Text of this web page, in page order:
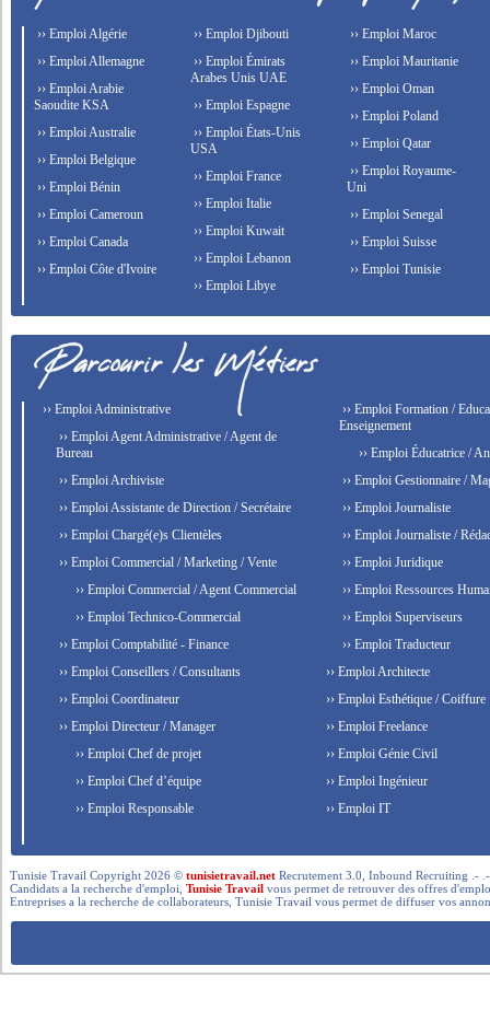
›› Emploi Algérie
›› Emploi Allemagne
›› Emploi Arabie
Saoudite KSA
›› Emploi Australie
›› Emploi Belgique
›› Emploi Bénin
›› Emploi Cameroun
›› Emploi Canada
›› Emploi Côte d'Ivoire
›› Emploi Djibouti
›› Emploi Émirats
Arabes Unis UAE
›› Emploi Espagne
›› Emploi États-Unis
USA
›› Emploi France
›› Emploi Italie
›› Emploi Kuwait
›› Emploi Lebanon
›› Emploi Libye
›› Emploi Maroc
›› Emploi Mauritanie
›› Emploi Oman
›› Emploi Poland
›› Emploi Qatar
›› Emploi Royaume-
Uni
›› Emploi Senegal
›› Emploi Suisse
›› Emploi Tunisie
›› Emploi Administrative
›› Emploi Agent Administrative / Agent de
Bureau
›› Emploi Archiviste
›› Emploi Assistante de Direction / Secrétaire
›› Emploi Chargé(e)s Clientèles
›› Emploi Commercial / Marketing / Vente
›› Emploi Commercial / Agent Commercial
›› Emploi Technico-Commercial
›› Emploi Comptabilité - Finance
›› Emploi Conseillers / Consultants
›› Emploi Coordinateur
›› Emploi Directeur / Manager
›› Emploi Chef de projet
›› Emploi Chef d’équipe
›› Emploi Responsable
›› Emploi Formation /
Enseignement
›› Emploi Éducatrice /
›› Emploi Gestionnaire /
›› Emploi Journaliste
›› Emploi Journaliste /
›› Emploi Juridique
›› Emploi Ressources
›› Emploi Superviseurs
›› Emploi Traducteur
›› Emploi Architecte
›› Emploi Esthétique / Coiffure
›› Emploi Freelance
›› Emploi Génie Civil
›› Emploi Ingénieur
›› Emploi IT
Tunisie Travail Copyright 2026 ©tunisietravail.net Recrutement 3.0, Inbound Recruiting .-
Candidats a la recherche d'emploi,Tunisie Travail vous permet de retrouver des offres
Entreprises a la recherche de collaborateurs, Tunisie Travail vous permet de diffuser vos